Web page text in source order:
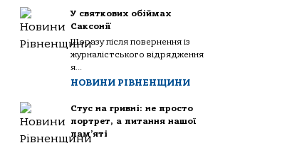
У святкових обіймах
Саксонії
Щоразу після повернення із
журналістського відрядження
я...
НОВИНИ РІВНЕНЩИНИ
Стус на гривні: не просто
портрет, а питання нашої
пам’яті